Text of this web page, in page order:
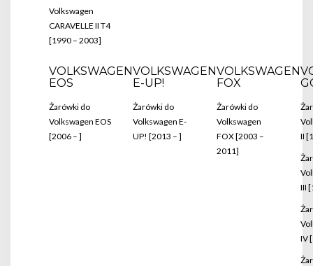
Volkswagen
CARAVELLE II T4
[1990 – 2003]
VOLKSWAGEN
EOS
Żarówki do
Volkswagen EOS
[2006 – ]
VOLKSWAGEN
E-UP!
Żarówki do
Volkswagen E-
UP! [2013 – ]
VOLKSWAGEN
FOX
Żarówki do
Volkswagen
FOX [2003 –
2011]
II
III
IV